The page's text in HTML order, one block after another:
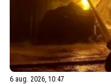
6 aug. 2026, 10:47